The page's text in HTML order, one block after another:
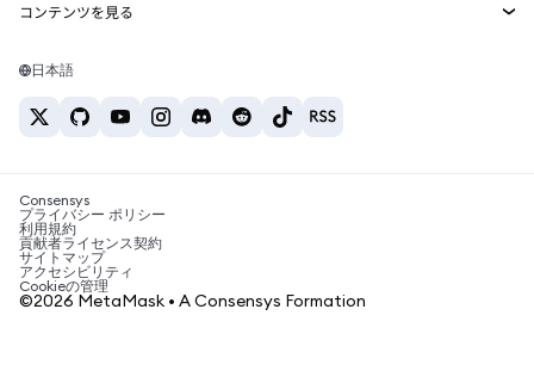
Web3サービス
サポート
キャリア
お問い合わせ
Tetherの価格
USDT→INR
BTC→INR
ETH→USDT
ETHの購入
USDTの購入
SHIBの購入
BNBの購入
コンテンツを見る
Solanaウォレット
税制関連ニュース
暗号資産の購入方法は？
ビットコインを売るには？
日本語
Consensys
プライバシー ポリシー
利用規約
貢献者ライセンス契約
サイトマップ
アクセシビリティ
Cookieの管理
©2026 MetaMask • A Consensys Formation